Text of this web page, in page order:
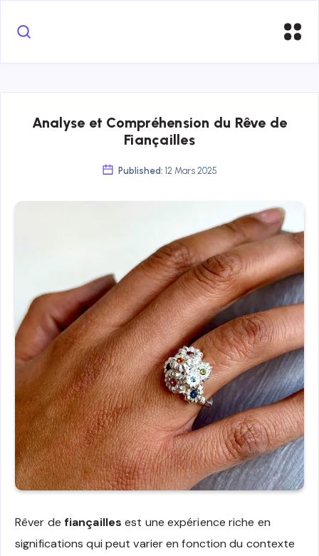
Analyse et Compréhension du Rêve de
Fiançailles
Published: 12 Mars 2025
Rêver de fiançailles est une expérience riche en
significations qui peut varier en fonction du contexte